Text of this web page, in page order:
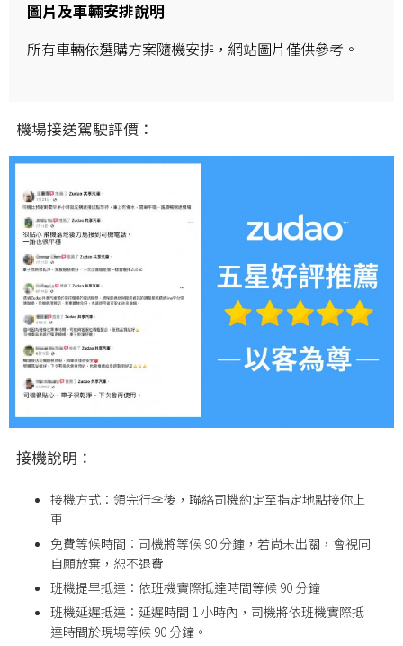
圖片及車輛安排說明
所有車輛依選購方案隨機安排，網站圖片僅供參考。
機場接送駕駛評價：
接機說明：
接機方式：領完行李後，聯絡司機約定至指定地點接你上
車
免費等候時間：司機將等候 90 分鐘，若尚未出關，會視同
自願放棄，恕不退費
班機提早抵達：依班機實際抵達時間等候 90 分鐘
班機延遲抵達：延遲時間 1 小時內，司機將依班機實際抵
達時間於現場等候 90 分鐘。